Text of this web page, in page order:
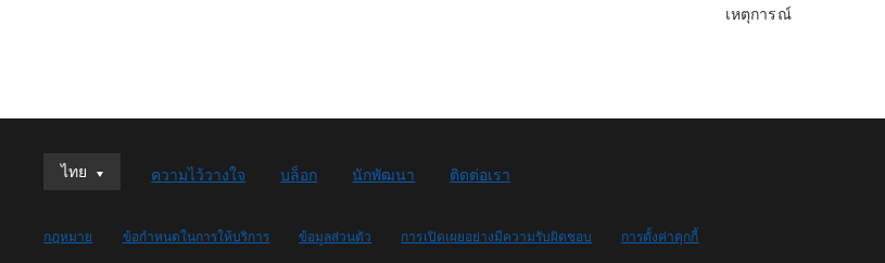
เหตุการณ์
ไทย
ไทย
English (UK)
ความไว้วางใจ บล็อก นักพัฒนา ติดต่อเรา
กฎหมาย ข้อกำหนดในการให้บริการ ข้อมูลส่วนตัว การเปิดเผยอย่างมีความรับผิดชอบ การตั้งค่าคุกกี้